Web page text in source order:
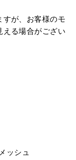
が、お客様のモ
える場合がござい
ッシュ